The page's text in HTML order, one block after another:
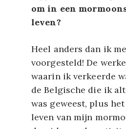
om in een
leven?
Heel anders dan ik
voorgesteld! De
waarin ik verkeerde
de Belgische die ik
was geweest, plus
leven van mijn